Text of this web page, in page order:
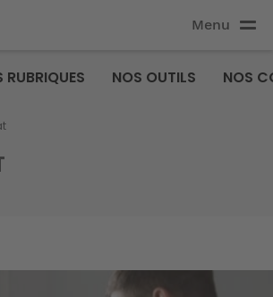
Menu
RUBRIQUES NOS OUTILS NOS